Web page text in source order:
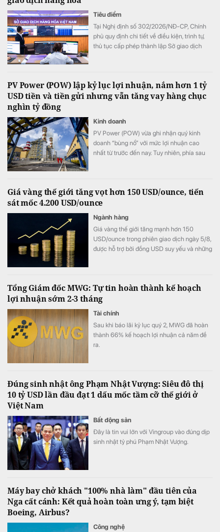
Tiêu điểm
Tại Nghị định số 302/2026/NĐ-CP, Chính
phủ quy định chi tiết về điều kiện, trình tự,
thủ tục cấp phép thành lập Sở giao dịch
PV Power (POW) lập kỷ lục lợi nhuận, nắm hơn 1 tỷ
USD tiền và tiền gửi nhưng vẫn tăng vay hàng chục
nghìn tỷ đồng
Kinh doanh
PV Power (POW) vừa ghi nhận quý kinh
doanh “bùng nổ” với mức lợi nhuận cao
nhất từ trước đến nay. Tuy nhiên, phía sau
nhưng vẫn đẩy mạnh vay vốn khiến chi phí
lãi vay tăng vọt.
Giá vàng thế giới tăng vọt hơn 150 USD/ounce, tiến
sát mốc 4.200 USD/ounce
Ngành hàng
Giá vàng thế giới tăng mạnh hơn 150
USD/ounce trong phiên giao dịch ngày 5/8,
được hỗ trợ bởi đồng USD suy yếu và những
triển vọng chính sách của Fed.
Tổng Giám đốc MWG: Tự tin hoàn thành kế hoạch
lợi nhuận sớm 2-3 tháng
Tài chính
Sau khi báo lãi kỷ lục quý 2, MWG đã hoàn
thành 66% kế hoạch lợi nhuận cả năm đề
ra.
Đúng sinh nhật ông Phạm Nhật Vượng: Siêu đô thị
10 tỷ USD lần đầu đạt 1 dấu mốc tầm cỡ thế giới ở
Việt Nam
Bất động sản
Đây là tin vui lớn với Vingroup vào đúng dịp
sinh nhật tỷ phú Phạm Nhật Vượng.
Máy bay chở khách "100% nhà làm" đầu tiên của
Nga cất cánh: Kết quả hoàn toàn ưng ý, tạm biệt
Boeing, Airbus?
Công nghệ